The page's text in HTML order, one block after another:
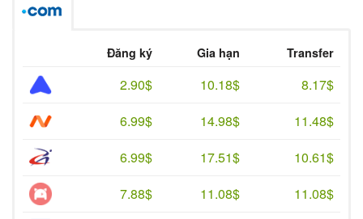
Đăng ký Gia hạn Transfer
2.90$ 10.18$
8.17$
6.99$
14.98$
11.48$
6.99$
17.51$
10.61$
7.88$
11.08$
11.08$